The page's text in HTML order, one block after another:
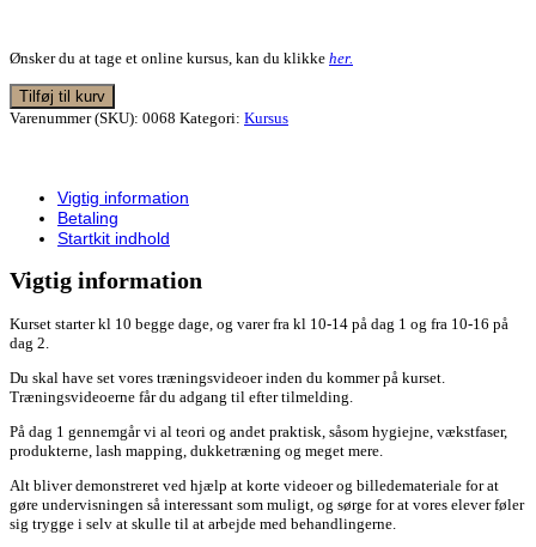
Ønsker du at tage et online kursus, kan du klikke her.
Tilføj til kurv
Varenummer (SKU): 0068 Kategori: Kursus
Vigtig information
Betaling
Startkit indhold
Vigtig information
Kurset starter kl 10 begge dage, og varer fra kl 10-14 på dag 1 og fra 10-16 på
dag 2.
Du skal have set vores træningsvideoer inden du kommer på kurset.
Træningsvideoerne får du adgang til efter tilmelding.
På dag 1 gennemgår vi al teori og andet praktisk, såsom hygiejne, vækstfaser,
produkterne, lash mapping, dukketræning og meget mere.
Alt bliver demonstreret ved hjælp at korte videoer og billedemateriale for at
gøre undervisningen så interessant som muligt, og sørge for at vores elever føler
sig trygge i selv at skulle til at arbejde med behandlingerne.